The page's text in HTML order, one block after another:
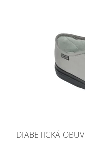
DIABETICKÁ